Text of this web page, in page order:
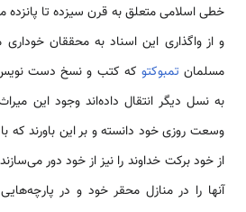
خطی اسلامی متعلق به قرن سیزده تا پانزده
و از واگذاری این اسناد به محققان خوداری
مسلمان تمبوکتو که کتب و نسخ دست نویس
به نسل دیگر انتقال داده‌اند وجود این
وسعت روزی خود دانسته و بر این باورند که
از خود برکت خداوند را نیز از خود دور
آنها را در منازل محقر خود و در